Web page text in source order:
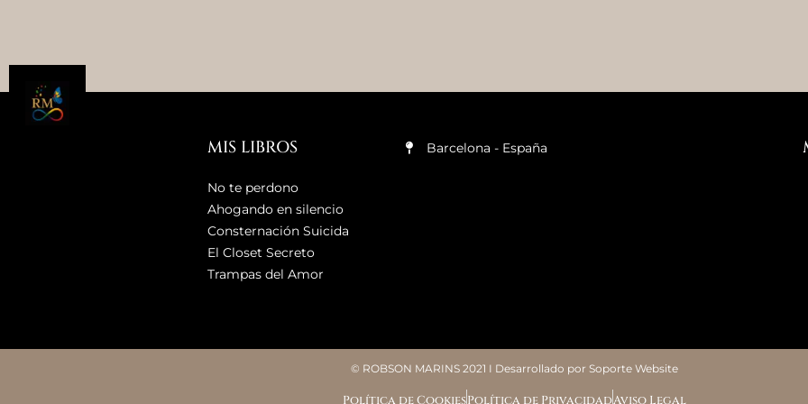
MIS LIBROS
No te perdono
Ahogando en silencio
Consternación Suicida
El Closet Secreto
Trampas del Amor
Barcelona - España
© ROBSON MARINS 2021 I Desarrollado por Soporte Website
Política de CookiesPolítica de PrivacidadAviso Legal